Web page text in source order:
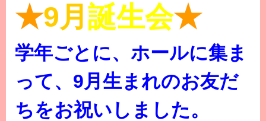
★9月 誕生会★
学年ごとに、ホールに集ま
って、9月生まれのお友だ
ちをお祝いしま した。